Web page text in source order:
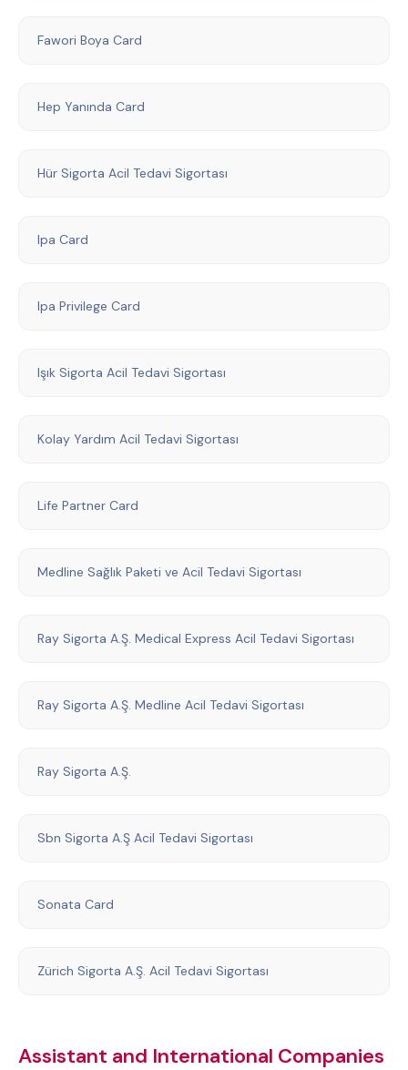
Fawori Boya Card
Hep Yanında Card
Hür Sigorta Acil Tedavi Sigortası
Ipa Card
Ipa Privilege Card
Işık Sigorta Acil Tedavi Sigortası
Kolay Yardım Acil Tedavi Sigortası
Life Partner Card
Medline Sağlık Paketi ve Acil Tedavi Sigortası
Ray Sigorta A.Ş. Medical Express Acil Tedavi Sigortası
Ray Sigorta A.Ş. Medline Acil Tedavi Sigortası
Ray Sigorta A.Ş.
Sbn Sigorta A.Ş Acil Tedavi Sigortası
Sonata Card
Zürich Sigorta A.Ş. Acil Tedavi Sigortası
Assistant and International Companies